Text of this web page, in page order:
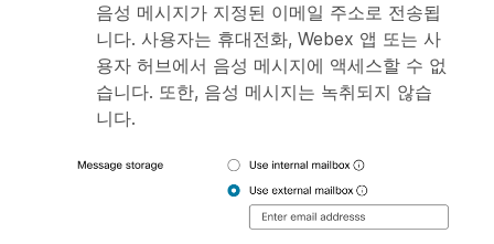
음성 메시지가 지정된 이메일 주소로 전송됩
니다. 사용자는 휴대전화, Webex 앱 또는 사
용자 허브에서 음성 메시지에 액세스할 수 없
습니다. 또한, 음성 메시지는 녹취되지 않습
니다.